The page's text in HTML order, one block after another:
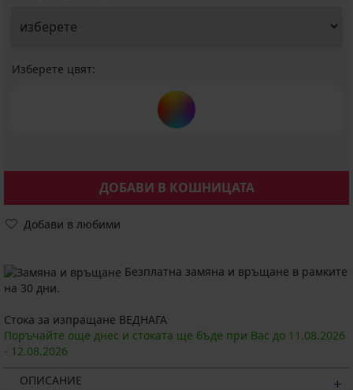
Изберете цвят:
ДОБАВИ В КОШНИЦАТА
Добави в любими
Безплатна замяна и връщане в рамките
на 30 дни.
Стока за изпращане ВЕДНАГА
Поръчайте още днес и стоката ще бъде при Вас до 11.08.2026
- 12.08.2026
ОПИСАНИЕ